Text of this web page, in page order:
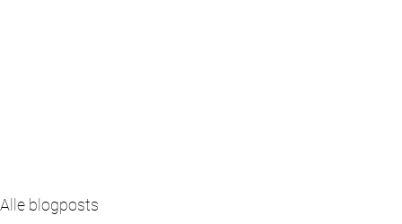
Alle blogposts